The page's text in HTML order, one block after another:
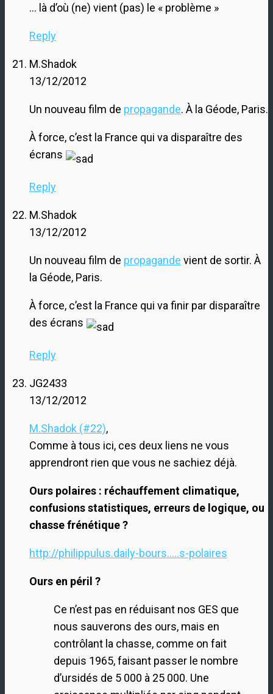
… là d’où (ne) vient (pas) le « problème »
Reply
M.Shadok
13/12/2012
Un nouveau film de propagande. À la Géode, Paris.
À force, c’est la France qui va disparaître des
écrans
Reply
M.Shadok
13/12/2012
Un nouveau film de propagande vient de sortir. À
la Géode, Paris.
À force, c’est la France qui va finir par disparaître
des écrans
Reply
JG2433
13/12/2012
M.Shadok (#22),
Comme à tous ici, ces deux liens ne vous
apprendront rien que vous ne sachiez déjà.
Ours polaires : réchauffement climatique,
confusions statistiques, erreurs de logique, ou
chasse frénétique ?
http://philippulus.daily-bours.....s-polaires
Ours en péril ?
Ce n’est pas en réduisant nos GES que
nous sauverons des ours, mais en
contrôlant la chasse, comme on fait
depuis 1965, faisant passer le nombre
d’ursidés de 5 000 à 25 000. Une